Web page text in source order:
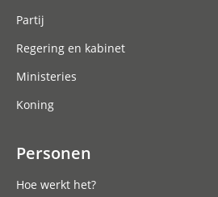
Partij
Regering en kabinet
Ministeries
Koning
Personen
Hoe werkt het?